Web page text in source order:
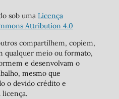
sob uma Licença
Attribution 4.0
compartilhem, copiem,
qualquer meio ou formato,
e desenvolvam o
mesmo que
o devido crédito e